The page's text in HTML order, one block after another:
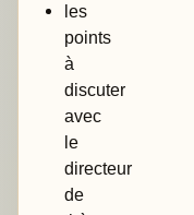
les
points
à
discuter
avec
le
directeur
de